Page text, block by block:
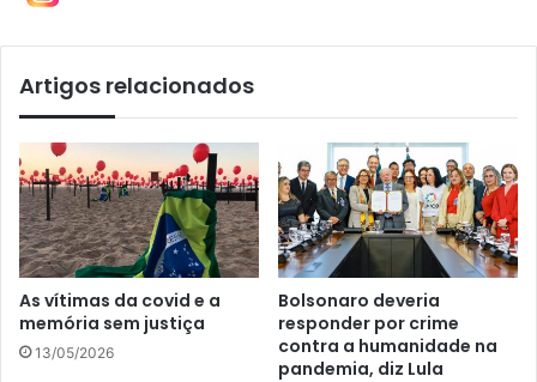
Artigos relacionados
As vítimas da covid e a
memória sem justiça
13/05/2026
Bolsonaro deveria
responder por crime
contra a humanidade na
pandemia, diz Lula